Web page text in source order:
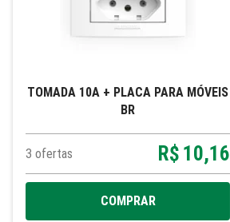
TOMADA 10A + PLACA PARA MÓVEIS
BR
3 ofertas R$ 10,16
COMPRAR